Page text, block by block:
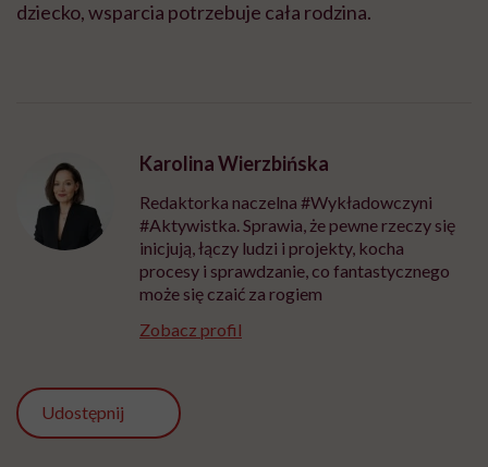
dziecko, wsparcia potrzebuje cała rodzina.
Karolina Wierzbińska
Redaktorka naczelna #Wykładowczyni
#Aktywistka. Sprawia, że pewne rzeczy się
inicjują, łączy ludzi i projekty, kocha
procesy i sprawdzanie, co fantastycznego
może się czaić za rogiem
Zobacz profil
Udostępnij